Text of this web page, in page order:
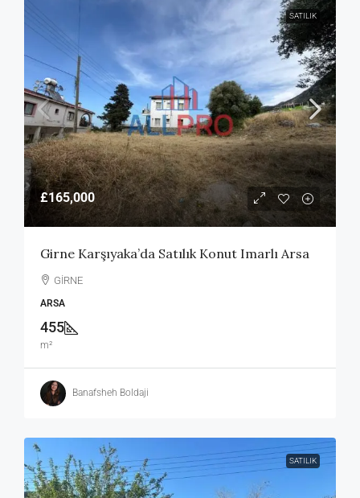
SATILIK
£165,000
Girne Karşıyaka’da Satılık Konut Imarlı Arsa
GİRNE
ARSA
455
m²
Banafsheh Boldaji
SATILIK